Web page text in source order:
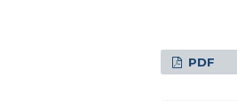
PDF